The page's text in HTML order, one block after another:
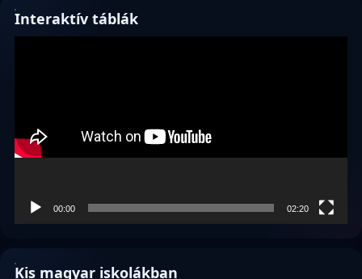
Interaktív táblák
00:00 02:20
Kis magyar iskolákban